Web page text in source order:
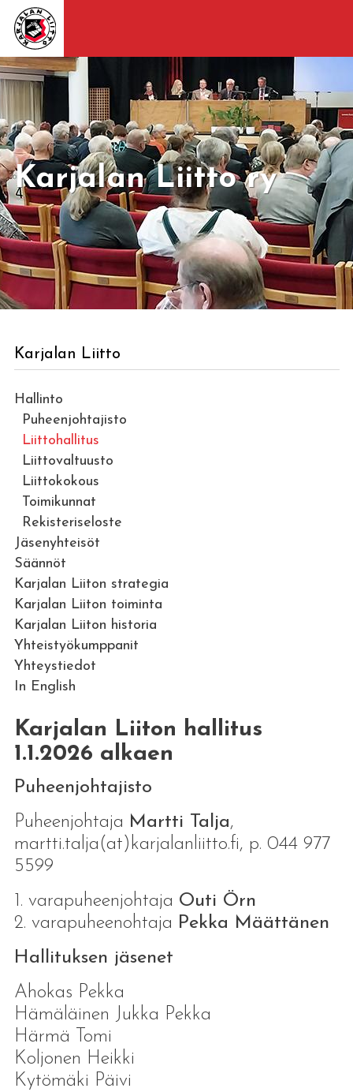
Karjalan Liitto ry
Karjalan Liitto
Hallinto
Puheenjohtajisto
Liittohallitus
Liittovaltuusto
Liittokokous
Toimikunnat
Rekisteriseloste
Jäsenyhteisöt
Säännöt
Karjalan Liiton strategia
Karjalan Liiton toiminta
Karjalan Liiton historia
Yhteistyökumppanit
Yhteystiedot
In English
Karjalan Liiton hallitus
1.1.2026 alkaen
Puheenjohtajisto
Puheenjohtaja Martti Talja,
martti.talja(at)karjalanliitto.fi, p. 044 977
5599
1. varapuheenjohtaja Outi Örn
2. varapuheenohtaja Pekka Määttänen
Hallituksen jäsenet
Ahokas Pekka
Hämäläinen Jukka Pekka
Härmä Tomi
Koljonen Heikki
Kytömäki Päivi